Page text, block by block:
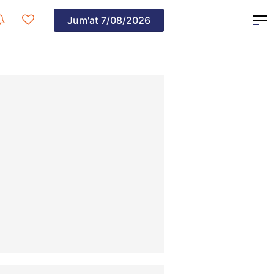
Jum'at 7/08/2026